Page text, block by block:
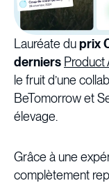
Lauréate duprix
derniers Product
le fruit d’une
BeTomorrow et
élevage.
Grâce à une
complètement